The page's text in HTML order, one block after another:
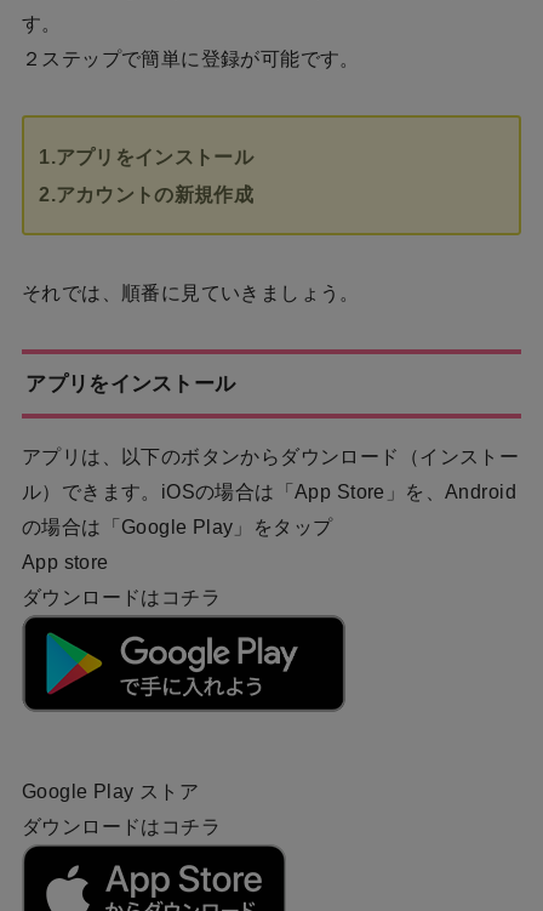
す。
２ステップで簡単に登録が可能です。
1.アプリをインストール
2.アカウントの新規作成
それでは、順番に見ていきましょう。
アプリをインストール
アプリは、以下のボタンからダウンロード（インストー
ル）できます。iOSの場合は「App Store」を、Android
の場合は「Google Play」をタップ
App store
ダウンロードはコチラ
Google Play ストア
ダウンロードはコチラ